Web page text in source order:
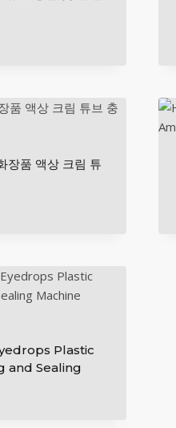
품 액상 크림 튜
Plastic
and Sealing